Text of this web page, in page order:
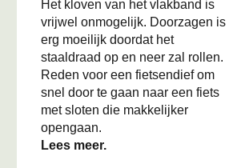
Het kloven van het vlakband is
vrijwel onmogelijk. Doorzagen is
erg moeilijk doordat het
staaldraad op en neer zal rollen.
Reden voor een fietsendief om
snel door te gaan naar een fiets
met sloten die makkelijker
opengaan.
Lees meer.